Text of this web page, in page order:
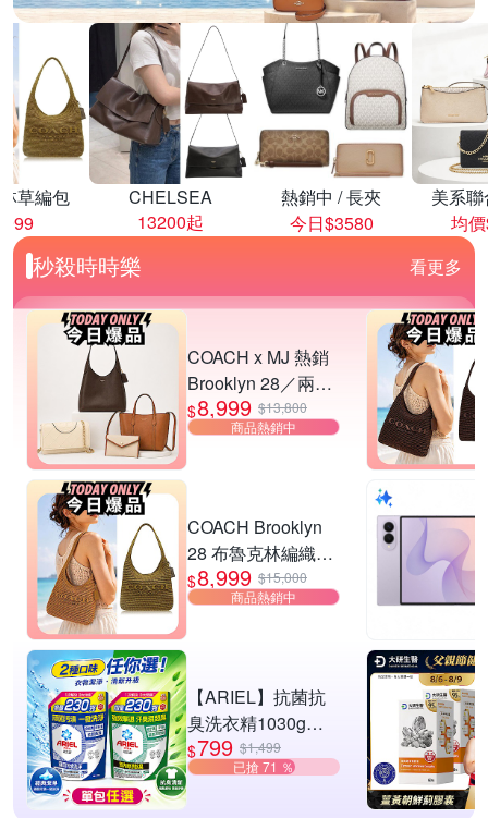
草編包
CHELSEA
13200起
熱銷中 / 長夾
今日$3580
美系
均
秒殺時時樂 看更多
COACH x MJ 熱銷
Brooklyn 28／兩用
／斜背包均一價-多
款可選
$8,999 $13,800
商品熱銷中
COACH Brooklyn
28 布魯克林編織款
單肩包-橄欖綠
$8,999 $15,000
商品熱銷中
【ARIEL】抗菌抗
臭洗衣精1030g補
充包 X8 (抗菌去漬/
室內晾曬) 兩款任選
$799 $1,499
已搶 71 ％